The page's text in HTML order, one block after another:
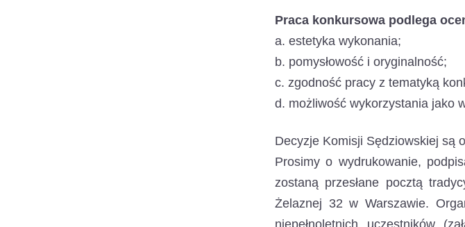
Praca konkursowa podlega
a. estetyka wykonania;
b. pomysłowość i oryginalność;
c. zgodność pracy z tematyką
d. możliwość wykorzystania jako
Decyzje Komisji Sędziowskiej są
Prosimy o wydrukowanie,
zostaną przesłane pocztą
Żelaznej 32 w Warszawie.
niepełnoletnich uczestników